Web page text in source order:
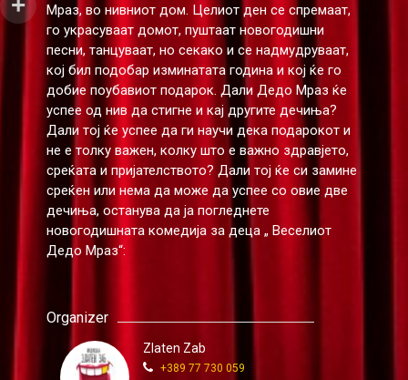
Мраз, во нивниот дом. Целиот ден се спремаат,
го украсуваат домот, пуштаат новогодишни
песни, танцуваат, но секако и се надмудруваат,
кој бил подобар изминатата година и кој ќе го
добие поубавиот подарок. Дали Дедо Мраз ќе
успее од нив да стигне и кај другите дечиња?
Дали тој ќе успее да ги научи дека подарокот и
не е толку важен, колку што е важно здравјето,
среќата и пријателството? Дали тој ќе си замине
среќен или нема да може да успее со овие две
дечиња, останува да ја погледнете
новогодишната комедија за деца „ Веселиот
Дедо Мраз“:
Organizer
Zlaten Zab
+389 77 730 059